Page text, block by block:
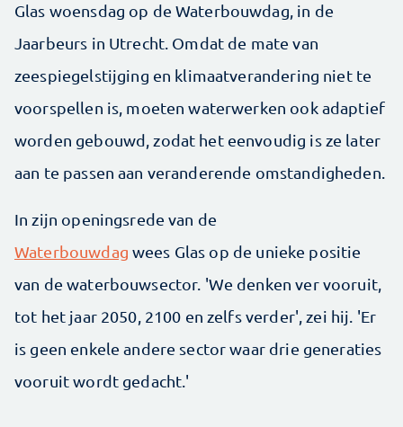
Glas woensdag op de Waterbouwdag, in de
Jaarbeurs in Utrecht. Omdat de mate van
zeespiegelstijging en klimaatverandering niet te
voorspellen is, moeten waterwerken ook adaptief
worden gebouwd, zodat het eenvoudig is ze later
aan te passen aan veranderende omstandigheden.
In zijn openingsrede van de
Waterbouwdag wees Glas op de unieke positie
van de waterbouwsector. 'We denken ver vooruit,
tot het jaar 2050, 2100 en zelfs verder', zei hij. 'Er
is geen enkele andere sector waar drie generaties
vooruit wordt gedacht.'